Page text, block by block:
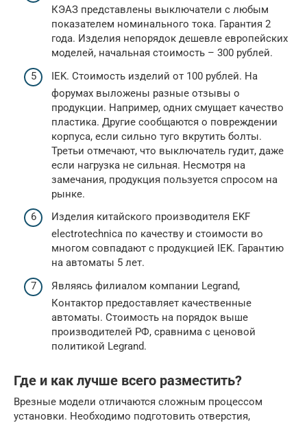
КЭАЗ представлены выключатели с любым
показателем номинального тока. Гарантия 2
года. Изделия непорядок дешевле европейских
моделей, начальная стоимость – 300 рублей.
IEK. Стоимость изделий от 100 рублей. На
форумах выложены разные отзывы о
продукции. Например, одних смущает качество
пластика. Другие сообщаются о повреждении
корпуса, если сильно туго вкрутить болты.
Третьи отмечают, что выключатель гудит, даже
если нагрузка не сильная. Несмотря на
замечания, продукция пользуется спросом на
рынке.
Изделия китайского производителя EKF
electrotechnica по качеству и стоимости во
многом совпадают с продукцией IEK. Гарантию
на автоматы 5 лет.
Являясь филиалом компании Legrand,
Контактор предоставляет качественные
автоматы. Стоимость на порядок выше
производителей РФ, сравнима с ценовой
политикой Legrand.
Где и как лучше всего разместить?
Врезные модели отличаются сложным процессом
установки. Необходимо подготовить отверстия,